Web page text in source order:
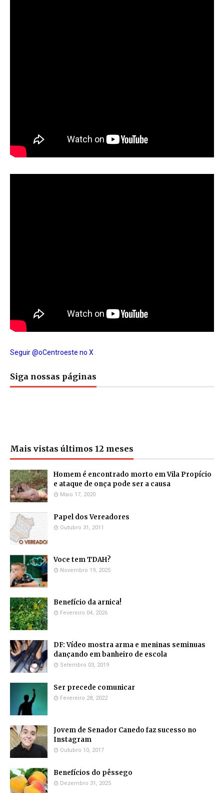
Seguir @oCentroeste no X
Siga nossas páginas
Mais vistas últimos 12 meses
Homem é encontrado morto em Vila Propício
e ataque de onça pode ser a causa
Maio 17, 2020
Papel dos Vereadores
Outubro 31, 2011
Voce tem TDAH?
Novembro 19, 2025
Benefício da arnica!
Fevereiro 04, 2026
DF: Vídeo mostra arma e meninas seminuas
dançando em banheiro de escola
Setembro 03, 2019
Ser precede comunicar
Fevereiro 28, 2022
Jovem de Senador Canedo faz sucesso no
Instagram
Outubro 10, 2017
Benefícios do pêssego
Dezembro 31, 2025